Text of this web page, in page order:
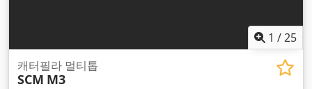
1 /25
캐터필라 멀티톱
SCM M3